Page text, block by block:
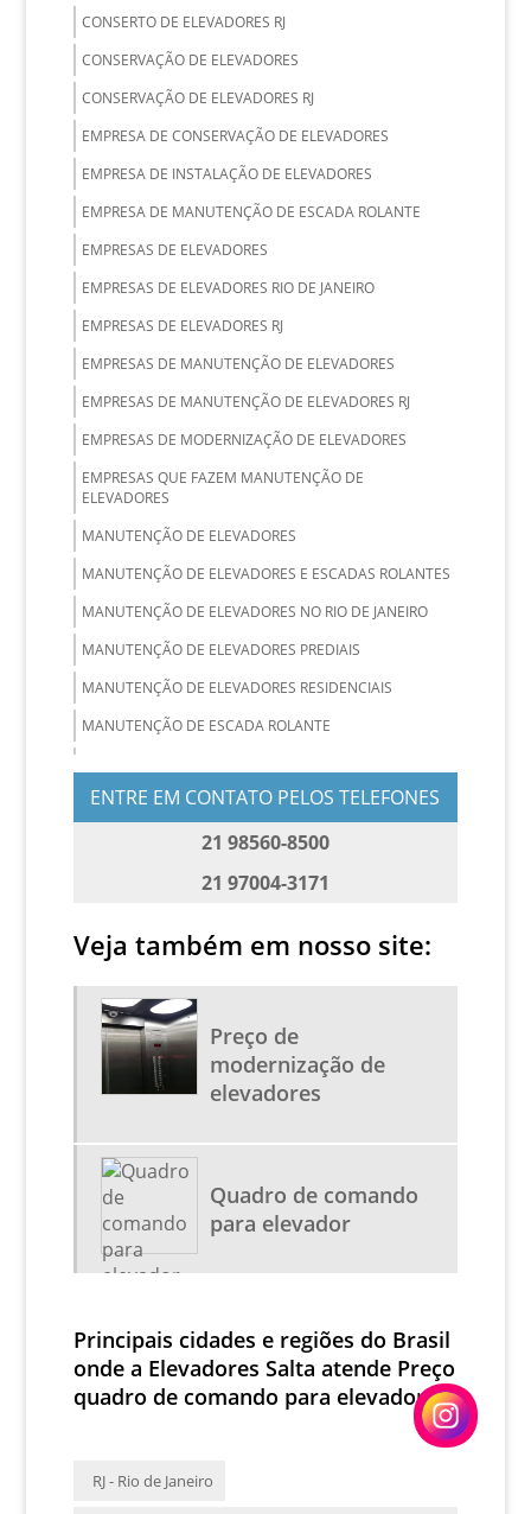
CONSERTO DE ELEVADORES RJ
CONSERVAÇÃO DE ELEVADORES
CONSERVAÇÃO DE ELEVADORES RJ
EMPRESA DE CONSERVAÇÃO DE ELEVADORES
EMPRESA DE INSTALAÇÃO DE ELEVADORES
EMPRESA DE MANUTENÇÃO DE ESCADA ROLANTE
EMPRESAS DE ELEVADORES
EMPRESAS DE ELEVADORES RIO DE JANEIRO
EMPRESAS DE ELEVADORES RJ
EMPRESAS DE MANUTENÇÃO DE ELEVADORES
EMPRESAS DE MANUTENÇÃO DE ELEVADORES RJ
EMPRESAS DE MODERNIZAÇÃO DE ELEVADORES
EMPRESAS QUE FAZEM MANUTENÇÃO DE
ELEVADORES
MANUTENÇÃO DE ELEVADORES
MANUTENÇÃO DE ELEVADORES E ESCADAS ROLANTES
MANUTENÇÃO DE ELEVADORES NO RIO DE JANEIRO
MANUTENÇÃO DE ELEVADORES PREDIAIS
MANUTENÇÃO DE ELEVADORES RESIDENCIAIS
MANUTENÇÃO DE ESCADA ROLANTE
MANUTENÇÃO PREVENTIVA E CORRETIVA DE
ELEVADORES
REPARO DE ELEVADORES
SERVIÇO DE MANUTENÇÃO DE ELEVADORES
SERVIÇOS DE ELEVADORES
SERVIÇOS EM ESCADAS ROLANTES
MANUTENÇÃO DE ELEVADORES PREÇOS
MANUTENÇÃO DE ESCADAS
PREÇO DE MODERNIZAÇÃO DE ELEVADORES
EMPRESAS QUE TRABALHAM COM MANUTENÇÃO DE
BOTOEIRAS DE ELEVADOR
CABINA ELEVADOR
INVERSOR DE FREQUENCIA ELEVADORES
MAQUINA TRAÇÃO ELEVADOR
ENTRE EM CONTATO PELOS TELEFONES
21 98560-8500
21 97004-3171
Veja também em nosso site:
Preço de
modernização de
elevadores
Quadro de comando
para elevador
Principais cidades e regiões do Brasil
onde a Elevadores Salta atende Preço
quadro de comando para elevador:
RJ - Rio de Janeiro